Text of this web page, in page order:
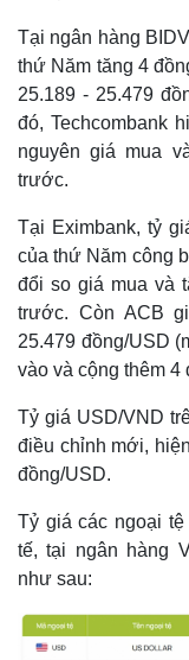
Thế giới
Quan sát
Hồ sơ
Tại ngân hàng
thứ Năm tăng 4
25.189 - 25.479
đó, Techcombank
nguyên giá mua
trước.
Tại Eximbank, tỷ
của thứ Năm công
đổi so giá mua và
trước. Còn ACB
25.479 đồng/USD
vào và cộng thêm
Tỷ giá USD/VND
điều chỉnh mới,
đồng/USD.
Tỷ giá các ngoại
tế, tại ngân hàng
như sau: